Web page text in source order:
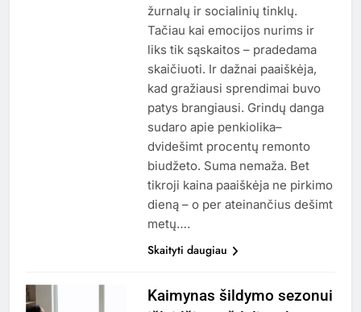
žurnalų ir socialinių tinklų.
Tačiau kai emocijos nurims ir
liks tik sąskaitos – pradedama
skaičiuoti. Ir dažnai paaiškėja,
kad gražiausi sprendimai buvo
patys brangiausi. Grindų danga
sudaro apie penkiolika–
dvidešimt procentų remonto
biudžeto. Suma nemaža. Bet
tikroji kaina paaiškėja ne pirkimo
dieną – o per ateinančius dešimt
metų….
Skaityti daugiau
Kaimynas šildymo sezonui